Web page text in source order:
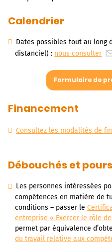
Calendrier
Dates possibles tout au long
distanciel) : nous consulter
Formulaire de
Financement
Consultez les modalités de
Débouchés et
Les personnes intéressées
compétences en matière de
conditions – passer le
entreprise « Exercer le rôle
permet par équivalence
du travail relative aux